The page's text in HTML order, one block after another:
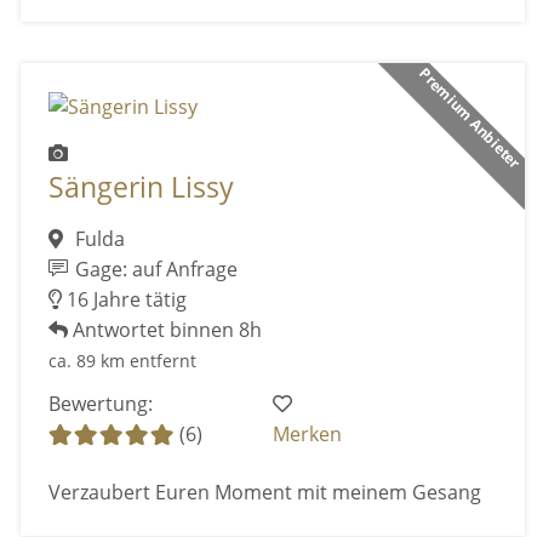
Premium Anbieter
Sängerin Lissy
Fulda
Gage: auf Anfrage
16 Jahre tätig
Antwortet binnen 8h
ca. 89 km entfernt
Bewertung:
(6)
Merken
Verzaubert Euren Moment mit meinem Gesang